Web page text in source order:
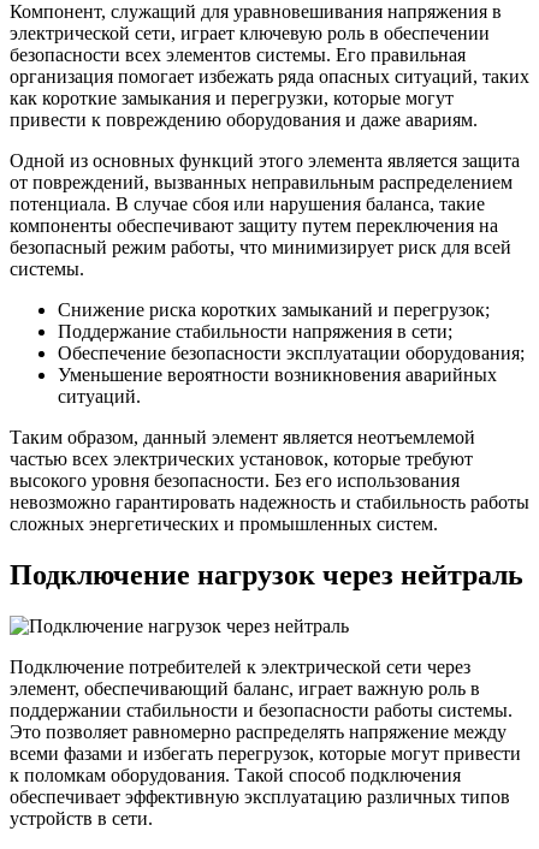
Компонент, служащий для уравновешивания напряжения в
электрической сети, играет ключевую роль в обеспечении
безопасности всех элементов системы. Его правильная
организация помогает избежать ряда опасных ситуаций, таких
как короткие замыкания и перегрузки, которые могут
привести к повреждению оборудования и даже авариям.
Одной из основных функций этого элемента является защита
от повреждений, вызванных неправильным распределением
потенциала. В случае сбоя или нарушения баланса, такие
компоненты обеспечивают защиту путем переключения на
безопасный режим работы, что минимизирует риск для всей
системы.
Снижение риска коротких замыканий и перегрузок;
Поддержание стабильности напряжения в сети;
Обеспечение безопасности эксплуатации оборудования;
Уменьшение вероятности возникновения аварийных
ситуаций.
Таким образом, данный элемент является неотъемлемой
частью всех электрических установок, которые требуют
высокого уровня безопасности. Без его использования
невозможно гарантировать надежность и стабильность работы
сложных энергетических и промышленных систем.
Подключение нагрузок через нейтраль
Подключение потребителей к электрической сети через
элемент, обеспечивающий баланс, играет важную роль в
поддержании стабильности и безопасности работы системы.
Это позволяет равномерно распределять напряжение между
всеми фазами и избегать перегрузок, которые могут привести
к поломкам оборудования. Такой способ подключения
обеспечивает эффективную эксплуатацию различных типов
устройств в сети.